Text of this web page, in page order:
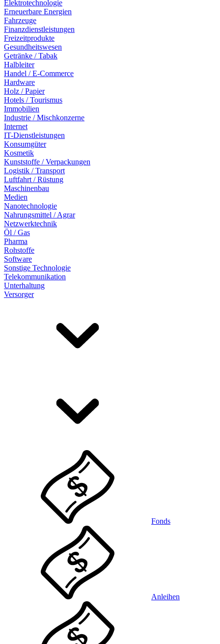
Elektrotechnologie
Erneuerbare Energien
Fahrzeuge
Finanzdienstleistungen
Freizeitprodukte
Gesundheitswesen
Getränke / Tabak
Halbleiter
Handel / E-Commerce
Hardware
Holz / Papier
Hotels / Tourismus
Immobilien
Industrie / Mischkonzerne
Internet
IT-Dienstleistungen
Konsumgüter
Kosmetik
Kunststoffe / Verpackungen
Logistik / Transport
Luftfahrt / Rüstung
Maschinenbau
Medien
Nanotechnologie
Nahrungsmittel / Agrar
Netzwerktechnik
Öl / Gas
Pharma
Rohstoffe
Software
Sonstige Technologie
Telekommunikation
Unterhaltung
Versorger
Fonds
Anleihen